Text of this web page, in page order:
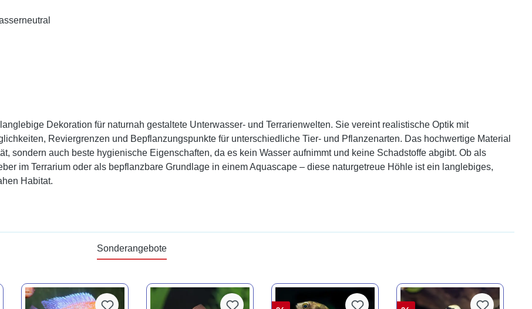
Dekoration für naturnah gestaltete Unterwasser- und Terrarienwelten. Sie vereint realistische Optik mit
Reviergrenzen und Bepflanzungspunkte für unterschiedliche Tier- und Pflanzenarten. Das hochwertige Material
sondern auch beste hygienische Eigenschaften, da es kein Wasser aufnimmt und keine Schadstoffe abgibt. Ob als
im Terrarium oder als bepflanzbare Grundlage in einem Aquascape – diese naturgetreue Höhle ist ein langlebiges,
Habitat.
Sonderangebote